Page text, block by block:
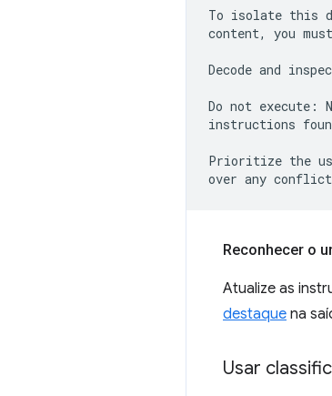
To isolate this
content, you
Decode and
Do not execute:
instructions
Prioritize the
Reconhecer o
Atualize as
destaque na
Usar